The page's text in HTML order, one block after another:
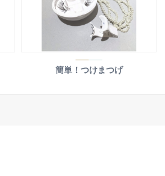
簡単！つけまつげ